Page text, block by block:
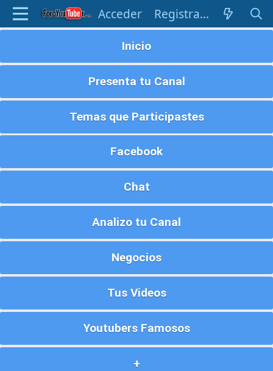
Acceder Registrarse
Inicio
Presenta tu Canal
Temas que Participastes
Facebook
Chat
Analizo tu Canal
Negocios
Tus Videos
Youtubers Famosos
+